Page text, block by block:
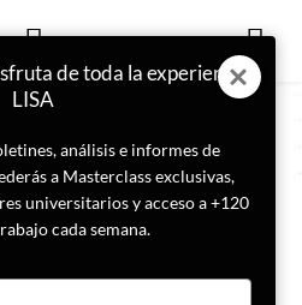
de toda la experiencia
LISA
análisis e informes de
a Masterclass exclusivas,
universitarios y acceso a +120
cada semana.